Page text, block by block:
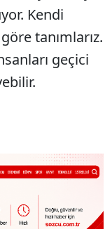
Kendi
tanımlarız.
geçici